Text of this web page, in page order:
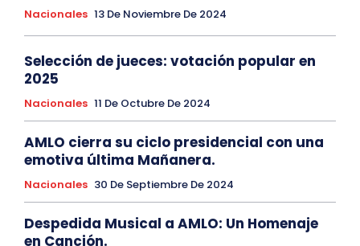
Nacionales 13 De Noviembre De 2024
Selección de jueces: votación popular en
2025
Nacionales 11 De Octubre De 2024
AMLO cierra su ciclo presidencial con una
emotiva última Mañanera.
Nacionales 30 De Septiembre De 2024
Despedida Musical a AMLO: Un Homenaje
en Canción.